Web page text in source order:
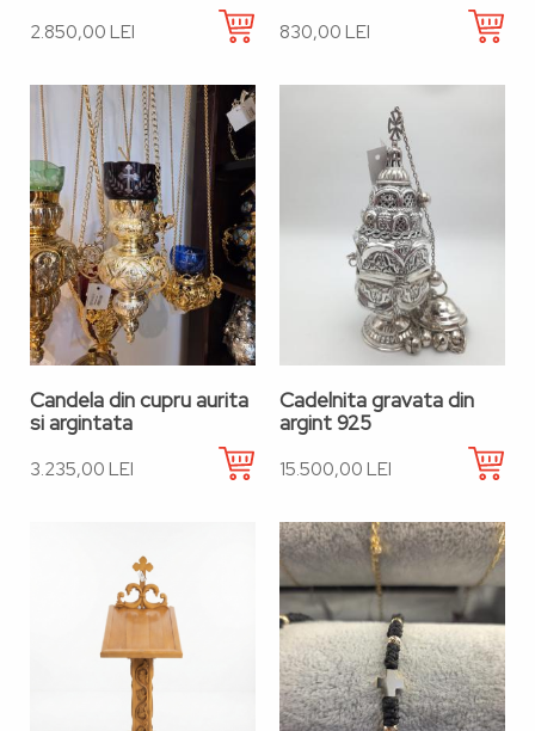
2.850,00 LEI 830,00 LEI
Candela din cupru aurita
si argintata
3.235,00 LEI
Cadelnita gravata din
argint 925
15.500,00 LEI